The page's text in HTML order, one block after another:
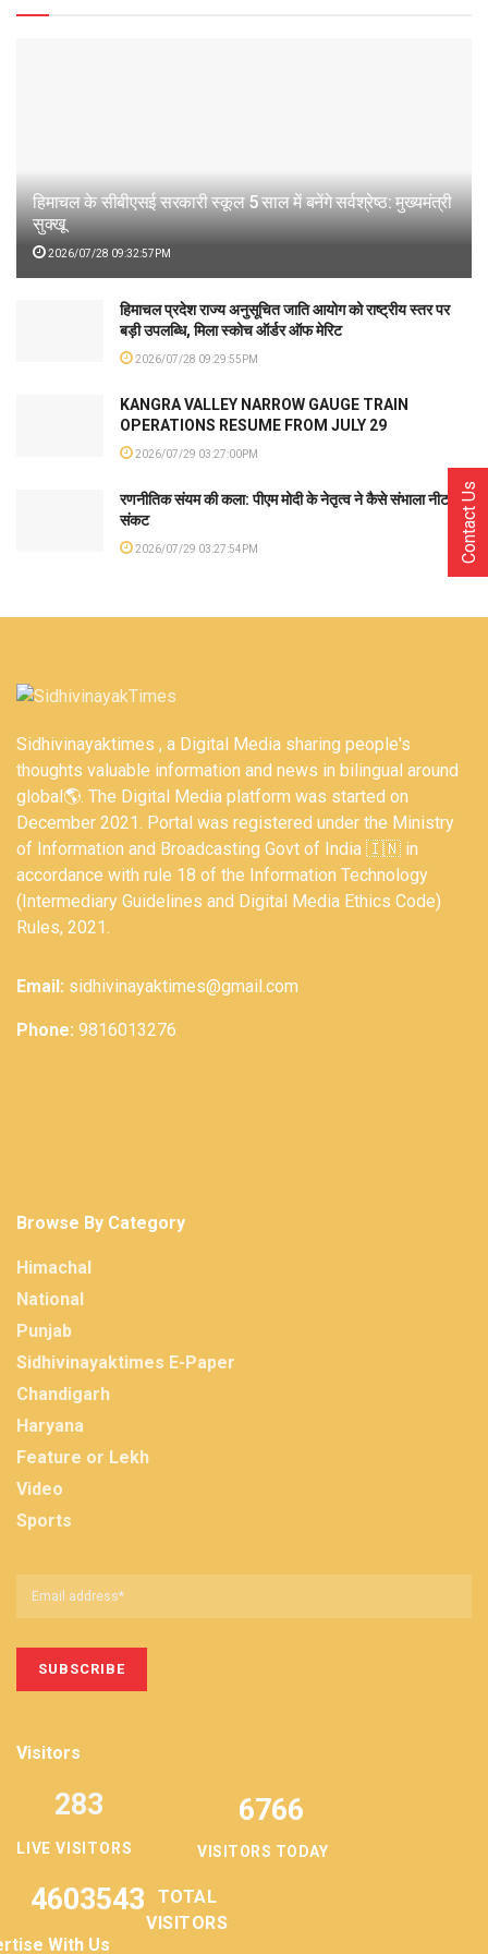
हिमाचल के सीबीएसई सरकारी स्कूल 5 साल में बनेंगे सर्वश्रेष्ठ: मुख्यमंत्री
सुक्खू
2026/07/28 09:32:57PM
हिमाचल प्रदेश राज्य अनुसूचित जाति आयोग को राष्ट्रीय स्तर पर
बड़ी उपलब्धि, मिला स्कोच ऑर्डर ऑफ मेरिट
2026/07/28 09:29:55PM
KANGRA VALLEY NARROW GAUGE TRAIN
OPERATIONS RESUME FROM JULY 29
2026/07/29 03:27:00PM
रणनीतिक संयम की कला: पीएम मोदी के नेतृत्व ने कैसे संभाला नीट
संकट
2026/07/29 03:27:54PM
Sidhivinayaktimes , a Digital Media sharing people's
thoughts valuable information and news in bilingual around
global🌎. The Digital Media platform was started on
December 2021. Portal was registered under the Ministry
of Information and Broadcasting Govt of India 🇮🇳 in
accordance with rule 18 of the Information Technology
(Intermediary Guidelines and Digital Media Ethics Code)
Rules, 2021.
Email: sidhivinayaktimes@gmail.com
Phone: 9816013276
Browse By Category
Himachal
National
Punjab
Sidhivinayaktimes E-Paper
Chandigarh
Haryana
Feature or Lekh
Video
Sports
Visitors
LIVE VISITORS
283 6766
VISITORS TODAY
4603543
TOTAL
VISITORS
With Us
Contact Us